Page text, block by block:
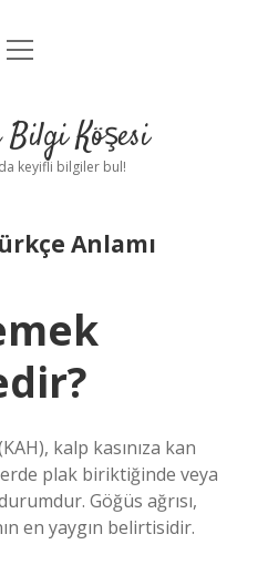
Uyarı
menüyü
Köşesi
keyifli bilgiler bul!
Anlamı
kalp kasınıza kan
plak biriktiğinde veya
Göğüs ağrısı,
en yaygın belirtisidir.